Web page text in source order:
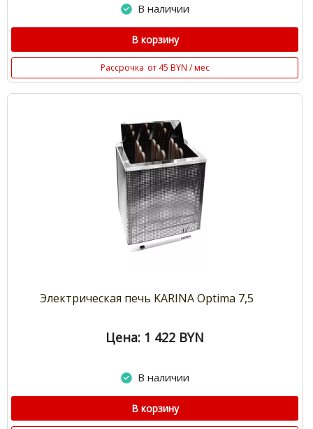
В наличии
В корзину
Рассрочка от 45 BYN / мес
Электрическая печь KARINA Optima 7,5
Цена: 1 422 BYN
В наличии
В корзину